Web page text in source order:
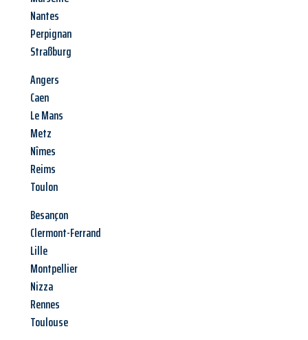
Nantes
Perpignan
Straßburg
Angers
Caen
Le Mans
Metz
Nîmes
Reims
Toulon
Besançon
Clermont-Ferrand
Lille
Montpellier
Nizza
Rennes
Toulouse